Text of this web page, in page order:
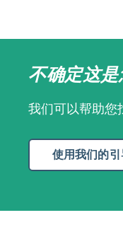
不确定这
我们可以帮助您
使用我们的引